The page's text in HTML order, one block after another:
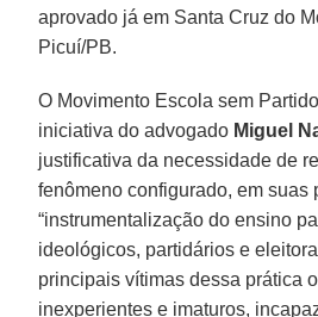
aprovado já em Santa Cruz do
Picuí/PB.
O Movimento Escola sem
iniciativa do advogado Miguel
justificativa da necessidade de
fenômeno configurado, em suas
“instrumentalização do ensino
ideológicos, partidários e
principais vítimas dessa prática
inexperientes e imaturos,